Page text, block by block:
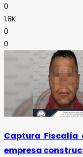
0
1.8K
0
0
Captura Fiscalía
empresa